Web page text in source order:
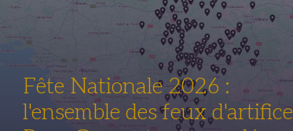
Fête Nationale 2026 :
l'ensemble des feux d'artifice